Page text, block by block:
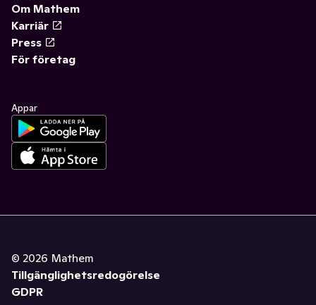
Om Mathem
Karriär
Press
För företag
Appar
© 2026 Mathem
Tillgänglighetsredogörelse
GDPR